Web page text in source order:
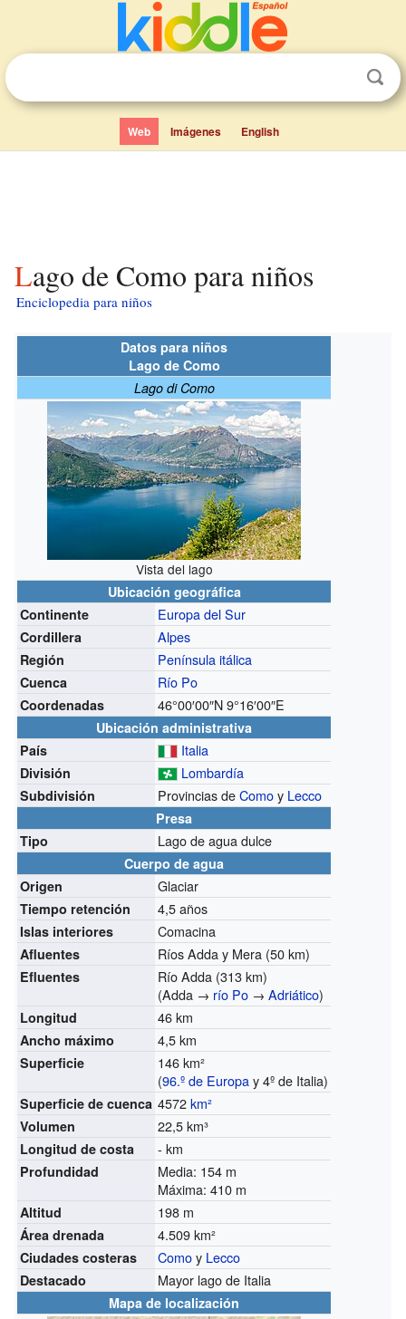
Web Imágenes English
Lago de Como para niños
Enciclopedia para niños
Datos para niños
Lago de Como
Lago di Como
Vista del lago
Ubicación geográfica
Continente
Europa del Sur
Cordillera Alpes
Región Península itálica
Cuenca Río Po
Coordenadas 46°00′00″N9°16′00″E
Ubicación administrativa
País
Italia
División Lombardía
Subdivisión Provincias deComoy Lecco
Presa
Tipo
Lago de agua dulce
Cuerpo de agua
Origen
Glaciar
Tiempo retención 4,5 años
Islas interiores Comacina
Afluentes Ríos Adda y Mera (50 km)
Efluentes
Río Adda (313 km)
(Adda → río Po →Adriático)
Longitud 46 km
Ancho máximo 4,5 km
Superficie
146 km²
(96.º de Europay 4º de Italia)
Superficie de cuenca 4572km²
Volumen 22,5 km³
Longitud de costa - km
Profundidad
Media: 154 m
Máxima: 410 m
Altitud 198 m
Área drenada 4.509 km²
Ciudades costeras Comoy Lecco
Destacado Mayor lago de Italia
Mapa de localización